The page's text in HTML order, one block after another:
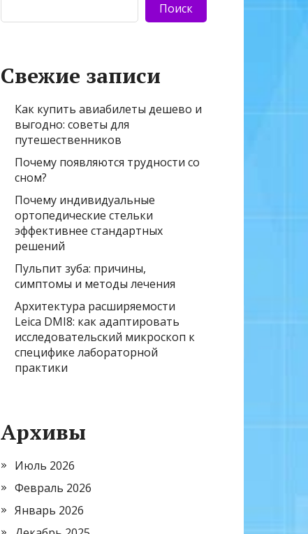
Поиск
Свежие записи
Как купить авиабилеты дешево и
выгодно: советы для
путешественников
Почему появляются трудности со
сном?
Почему индивидуальные
ортопедические стельки
эффективнее стандартных
решений
Пульпит зуба: причины,
симптомы и методы лечения
Архитектура расширяемости
Leica DMI8: как адаптировать
исследовательский микроскоп к
специфике лабораторной
практики
Архивы
Июль 2026
Февраль 2026
Январь 2026